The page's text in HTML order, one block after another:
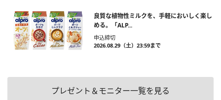
良質な植物性ミルクを、手軽においしく楽し
める。「ALP...
申込締切
2026.08.29（土）23:59まで
プレゼント＆モニター一覧を見る